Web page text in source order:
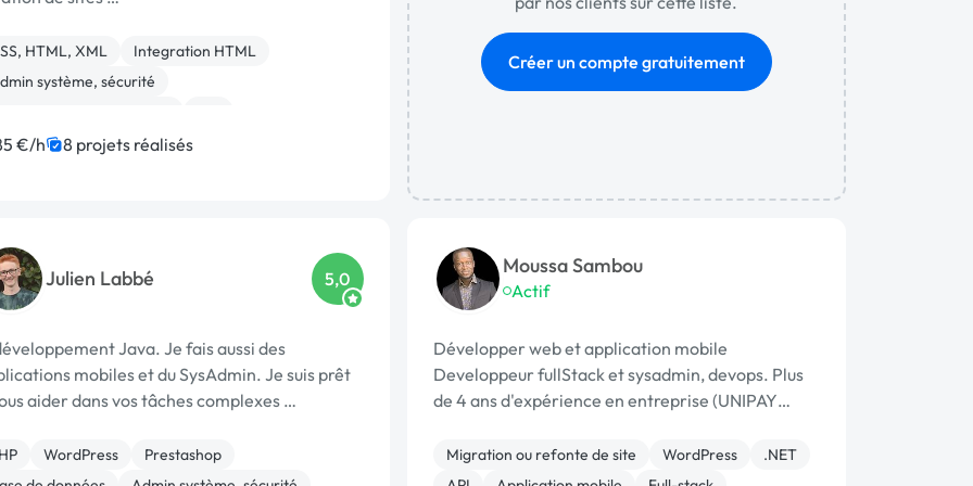
HTML, XML
Integration HTML
système, sécurité
de données
Front-end
€/h 8 projets réalisés
Créer un compte gratuitement
Julien Labbé 5,0
Java. Je fais aussi des
mobiles et du SysAdmin. Je suis prêt
aider dans vos tâches complexes …
WordPress
Prestashop
Moussa Sambou
Actif
Développer web et application mobile
Developpeur fullStack et sysadmin, devops. Plus
de 4 ans d'expérience en entreprise (UNIPAY
Migration ou refonte de site WordPress
.NET